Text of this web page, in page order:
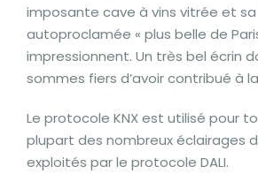
imposante cave à vins vitrée et
autoproclamée « plus belle de
impressionnent. Un très bel écrin
sommes fiers d’avoir contribué à
Le protocole KNX est utilisé pour
plupart des nombreux éclairages
exploités par le protocole DALI.